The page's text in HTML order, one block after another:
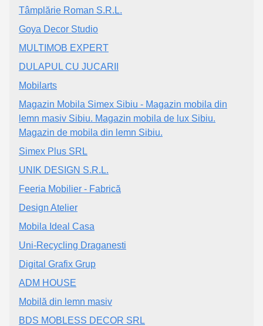
Tâmplărie Roman S.R.L.
Goya Decor Studio
MULTIMOB EXPERT
DULAPUL CU JUCARII
Mobilarts
Magazin Mobila Simex Sibiu - Magazin mobila din
lemn masiv Sibiu. Magazin mobila de lux Sibiu.
Magazin de mobila din lemn Sibiu.
Simex Plus SRL
UNIK DESIGN S.R.L.
Feeria Mobilier - Fabrică
Design Atelier
Mobila Ideal Casa
Uni-Recycling Draganesti
Digital Grafix Grup
ADM HOUSE
Mobilă din lemn masiv
BDS MOBLESS DECOR SRL